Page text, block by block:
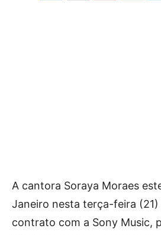
A cantora Soraya Moraes
Janeiro nesta terça-feira (21)
contrato com a Sony Music,